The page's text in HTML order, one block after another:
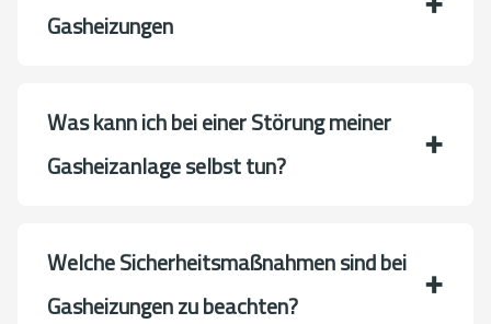
Gasheizungen
Was kann ich bei einer Störung meiner
Gasheizanlage selbst tun?
Welche Sicherheitsmaßnahmen sind bei
Gasheizungen zu beachten?